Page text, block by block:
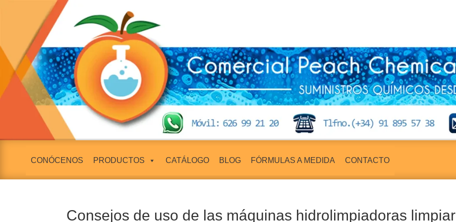
CONÓCENOS PRODUCTOS CATÁLOGO BLOG FÓRMULAS A MEDIDA CONTACTO
Consejos de uso de las máquinas hidrolimpiadoras limpiar